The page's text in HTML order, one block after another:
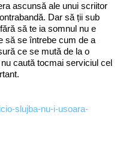
ascunsă ale unui scriitor
Dar să ții sub
să te ia somnul nu e
să se întrebe cum de a
ce se mută de la o
caută tocmai serviciul cel
slujba-nu-i-usoara-